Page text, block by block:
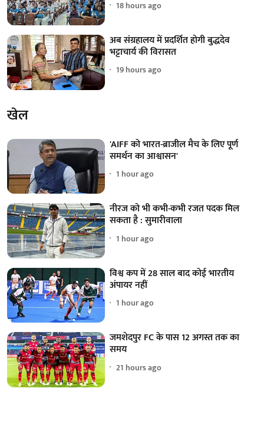
18 hours ago
अब संग्रहालय में प्रदर्शित होगी बुद्धदेव
भट्टाचार्य की विरासत
19 hours ago
खेल
'AIFF को भारत-ब्राजील मैच के लिए पूर्ण
समर्थन का आश्वासन'
1 hour ago
नीरज को भी कभी-कभी रजत पदक मिल
सकता है : सुमारीवाला
1 hour ago
विश्व कप में 28 साल बाद कोई भारतीय
अंपायर नहीं
1 hour ago
जमशेदपुर FC के पास 12 अगस्त तक का
समय
21 hours ago